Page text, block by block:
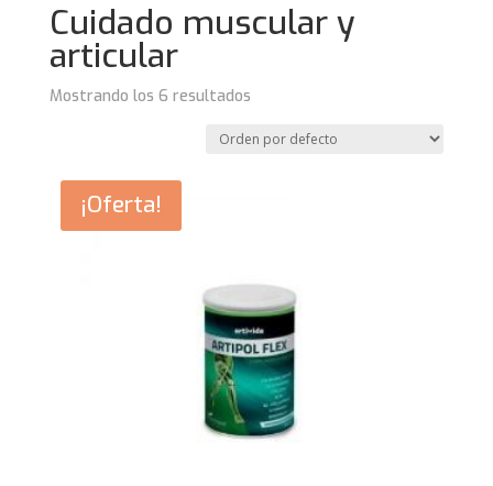
Cuidado muscular y
articular
Mostrando los 6 resultados
¡Oferta!